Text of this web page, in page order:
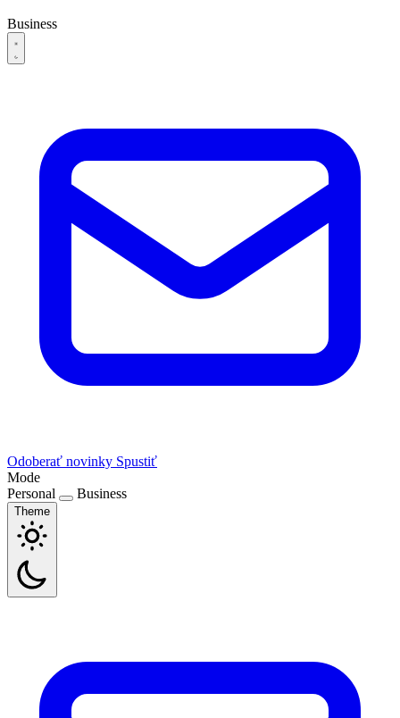
Business
Odoberať novinky Spustiť
Mode
Personal
Business
Theme